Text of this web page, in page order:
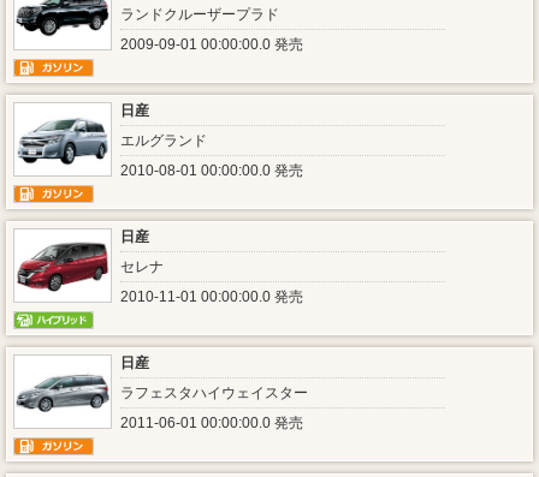
ランドクルーザープラド
2009-09-01 00:00:00.0 発売
日産
エルグランド
2010-08-01 00:00:00.0 発売
日産
セレナ
2010-11-01 00:00:00.0 発売
日産
ラフェスタハイウェイスター
2011-06-01 00:00:00.0 発売